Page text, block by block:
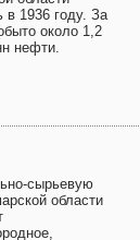
в 1936 году. За
около 1,2
нефти.
сырьевую
области